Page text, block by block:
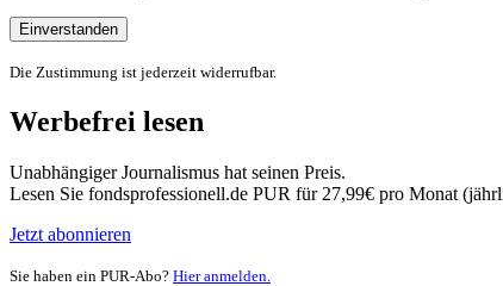
Einverstanden
Die Zustimmung ist jederzeit widerrufbar.
Werbefrei lesen
Unabhängiger Journalismus hat seinen Preis.
Lesen Sie fondsprofessionell.de PUR für 27,99€ pro Monat
Jetzt abonnieren
Sie haben ein PUR-Abo? Hier anmelden.